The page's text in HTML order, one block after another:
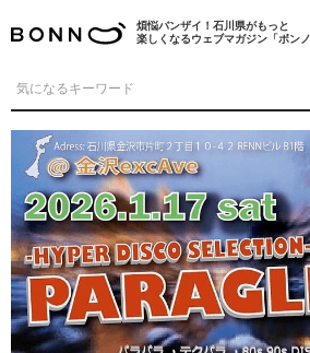
煩悩バンザイ！石川県がもっと
楽しくなるウェブマガジン「ボンノ